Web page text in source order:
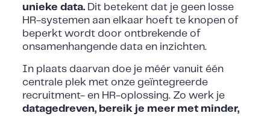
unieke data. Dit betekent dat je geen losse
HR-systemen aan elkaar hoeft te knopen of
beperkt wordt door ontbrekende of
onsamenhangende data en inzichten.
In plaats daarvan doe je méér vanuit één
centrale plek met onze geïntegreerde
recruitment- en HR-oplossing. Zo werk je
datagedreven, bereik je meer met minder,